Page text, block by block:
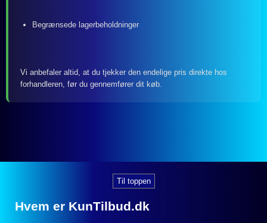
Begrænsede lagerbeholdninger
Vi anbefaler altid, at du tjekker den endelige pris direkte hos
forhandleren, før du gennemfører dit køb.
Til toppen
Hvem er KunTilbud.dk